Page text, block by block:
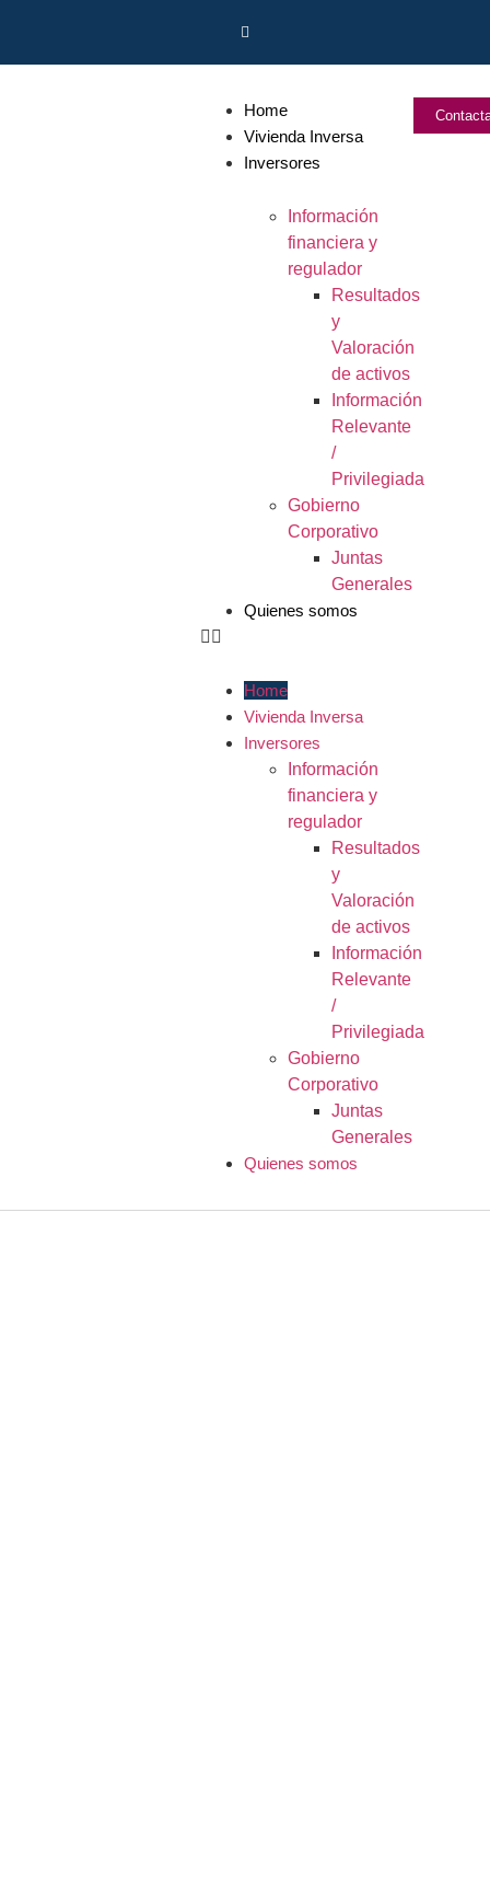
Home
Vivienda Inversa
Inversores
Información
financiera y
regulador
Resultados
y
Valoración
de activos
Información
Relevante
/
Privilegiada
Gobierno
Corporativo
Juntas
Generales
Quienes somos
Home
Vivienda Inversa
Inversores
Información
financiera y
regulador
Resultados
y
Valoración
de activos
Información
Relevante
/
Privilegiada
Gobierno
Corporativo
Juntas
Generales
Quienes somos